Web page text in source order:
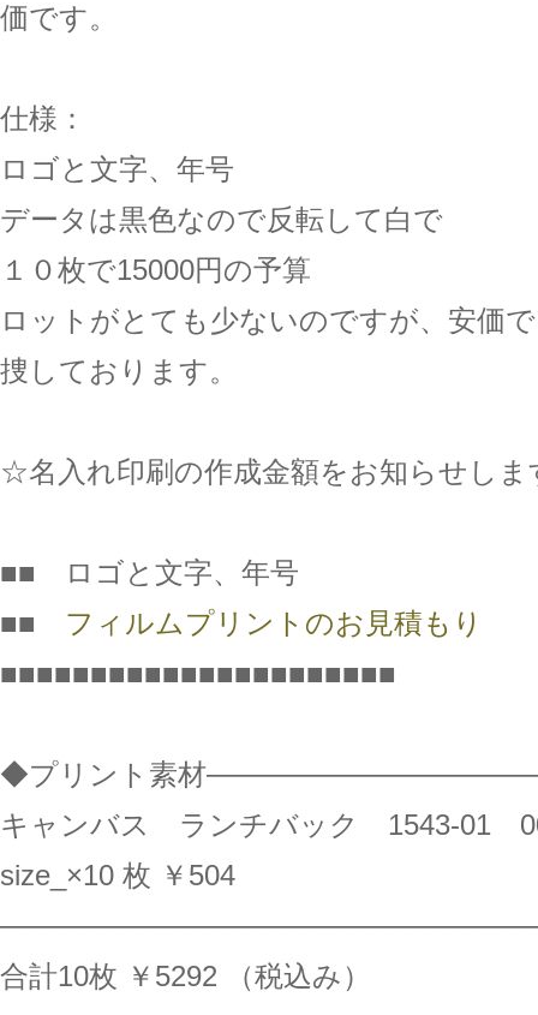
価です。
仕様：
ロゴと文字、年号
データは黒色なので反転して白で
１０枚で15000円の予算
ロットがとても少ないのですが、安価
捜しております。
☆名入れ印刷の作成金額をお知らせしま
■■ ロゴと文字、年号
■■ フィルムプリントのお見積もり
■■■■■■■■■■■■■■■■■■■■■■
◆プリント素材
キャンバス ランチバック 1543-01
size_×10 枚 ￥504
合計10枚 ￥5292 （税込み）